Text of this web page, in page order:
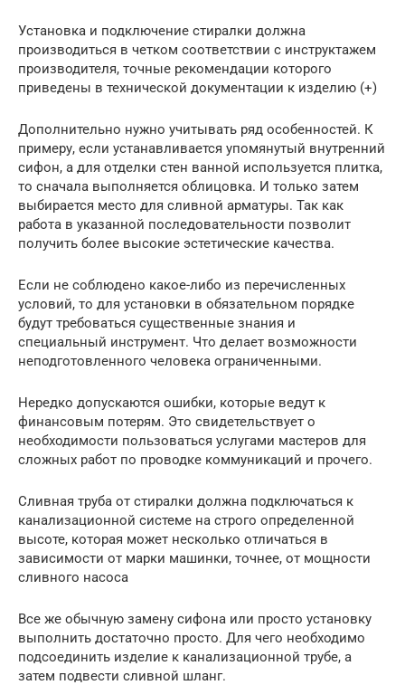
Установка и подключение стиралки должна
производиться в четком соответствии с инструктажем
производителя, точные рекомендации которого
приведены в технической документации к изделию (+)
Дополнительно нужно учитывать ряд особенностей. К
примеру, если устанавливается упомянутый внутренний
сифон, а для отделки стен ванной используется плитка,
то сначала выполняется облицовка. И только затем
выбирается место для сливной арматуры. Так как
работа в указанной последовательности позволит
получить более высокие эстетические качества.
Если не соблюдено какое-либо из перечисленных
условий, то для установки в обязательном порядке
будут требоваться существенные знания и
специальный инструмент. Что делает возможности
неподготовленного человека ограниченными.
Нередко допускаются ошибки, которые ведут к
финансовым потерям. Это свидетельствует о
необходимости пользоваться услугами мастеров для
сложных работ по проводке коммуникаций и прочего.
Сливная труба от стиралки должна подключаться к
канализационной системе на строго определенной
высоте, которая может несколько отличаться в
зависимости от марки машинки, точнее, от мощности
сливного насоса
Все же обычную замену сифона или просто установку
выполнить достаточно просто. Для чего необходимо
подсоединить изделие к канализационной трубе, а
затем подвести сливной шланг.